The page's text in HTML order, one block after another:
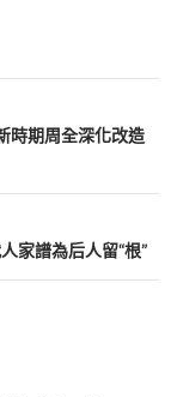
時期周全深化改造
家譜為后人留“根”